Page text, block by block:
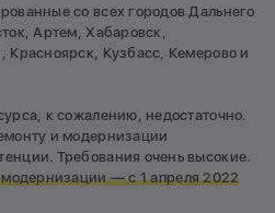
со всех городов Дальнего
Артем, Хабаровск,
Красноярск, Кузбасс, Кемерово и
к сожалению, недостаточно.
и модернизации
Требования очень высокие.
модернизации — с 1 апреля 2022